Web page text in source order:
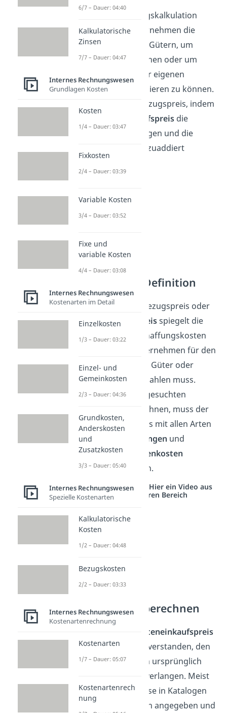
Im Zuge der Bezugskalkulation
ermittelt ein Unternehmen die
Bezugspreise
von Gütern, um
Angebote vergleichen oder um
Verkaufspreise der eigenen
Erzeugnisse kalkulieren zu können.
Man erhält den Bezugspreis, indem
Listeneinkaufspreisdie
Nachlässe abgezogen und die
hinzuaddiert
Bezugspreis Definition
Der sogenannte Bezugspreis oder
auchEinstandspreisspiegelt die
endgültigen Anschaffungskosten
wider, die ein Unternehmen für den
Bezug bestimmter Güter oder
Dienstleistungen zahlen muss.
Möchte man den gesuchten
Bezugspreis berechnen, muss der
Listeneinkaufspreis mit allen Arten
von
Preisminderungen und
Anschaffungsnebenkosten
verrechnet werden.
Studyflix vernetzt: Hier ein Video aus
einem anderen Bereich
Bezugspreis berechnen
Listeneinkaufspreis
wird der Preis verstanden, den
die Lieferanten ursprünglich
angeben und verlangen. Meist
sind diese Preise in Katalogen
oder Preislisten angegeben und
6/7 – Dauer: 04:40
Kalkulatorische
Zinsen
7/7 – Dauer: 04:47
Internes Rechnungswesen
Grundlagen Kosten
Kosten
1/4 – Dauer: 03:47
Fixkosten
2/4 – Dauer: 03:39
Variable Kosten
3/4 – Dauer: 03:52
Fixe und
variable Kosten
4/4 – Dauer: 03:08
Internes Rechnungswesen
Kostenarten im Detail
Einzelkosten
1/3 – Dauer: 03:22
Einzel- und
Gemeinkosten
2/3 – Dauer: 04:36
Grundkosten,
Anderskosten
und
Zusatzkosten
3/3 – Dauer: 05:40
Internes Rechnungswesen
Spezielle Kostenarten
Kalkulatorische
Kosten
1/2 – Dauer: 04:48
Bezugskosten
2/2 – Dauer: 03:33
Internes Rechnungswesen
Kostenartenrechnung
Kostenarten
1/7 – Dauer: 05:07
Kostenartenrech
nung